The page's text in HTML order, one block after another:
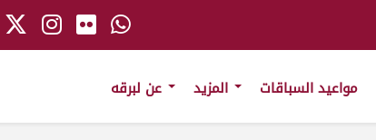
مواعيد السباقات